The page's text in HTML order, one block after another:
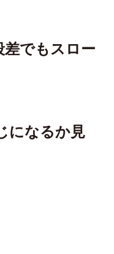
差でもスロー
になるか見